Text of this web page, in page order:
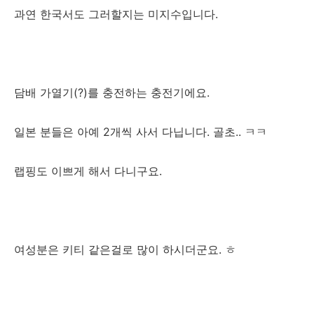
과연 한국서도 그러할지는 미지수입니다.
담배 가열기(?)를 충전하는 충전기에요.
일본 분들은 아예 2개씩 사서 다닙니다. 골초.. ㅋㅋ
랩핑도 이쁘게 해서 다니구요.
여성분은 키티 같은걸로 많이 하시더군요. ㅎ